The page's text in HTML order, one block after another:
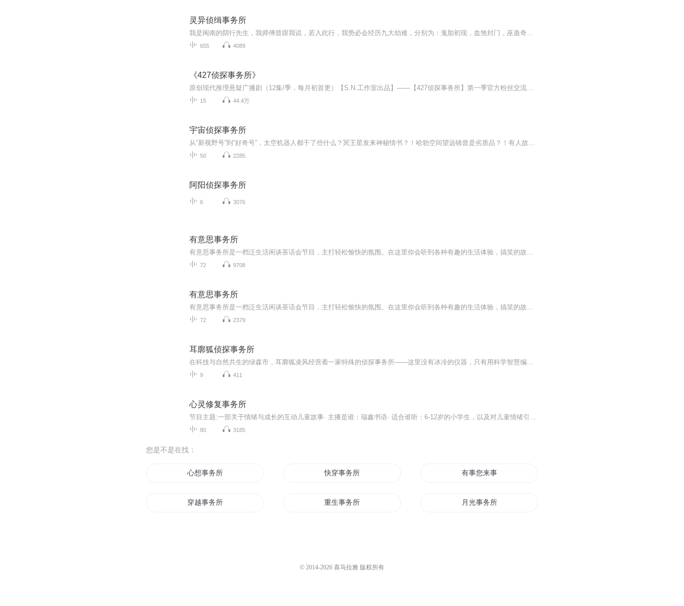
灵异侦缉事务所
我是闽南的阴行先生，我师傅曾跟我说，若入此行，我势必会经历九大劫难，分别为：鬼胎初现，血煞封门，巫蛊奇毒，大江之秘，深山遇险，佛家喃唱，天外之劫，双生之谜，众叛亲离。 随着劫难接踵而至，我所追逐的真相浮出水面，却陷入了更大的阴谋……
655 4089
《427侦探事务所》
原创现代推理悬疑广播剧（12集/季，每月初首更）【S.N.工作室出品】——【427侦探事务所】第一季官方粉丝交流群：146452381S.N.工作室考核群：605751422主制作：STAFF策导字幕：君玖【S.N.工作室】编音视后：陆可竺【S.N.工作室】场景：陆可竺【S.N.工作室...
15 44.4万
宇宙侦探事务所
从“新视野号”到“好奇号”，太空机器人都干了些什么？冥王星发来神秘情书？！哈勃空间望远镜曾是劣质品？！有人故意炸月球？！“噬星老妖”伤害了火星车？！土卫二上能泡温泉？！太阳遭遇全天候“跟踪狂”？！来，我有个宇宙想讲给你听！真实还原九次史...
50 2285
阿阳侦探事务所
6 3076
有意思事务所
有意思事务所是一档泛生活闲谈茶话会节目，主打轻松愉快的氛围。在这里你会听到各种有趣的生活体验，搞笑的故事，抓马的情感经历以及新奇的观点等。我们将在这里定期分享我们的人类观察报告，期待您的光临~
72 9708
有意思事务所
有意思事务所是一档泛生活闲谈茶话会节目，主打轻松愉快的氛围。在这里你会听到各种有趣的生活体验，搞笑的故事，抓马的情感经历以及新奇的观点等。我们将在这里定期分享我们的人类观察报告，期待您的光临~这个世界！超有意思！
72 2379
耳廓狐侦探事务所
在科技与自然共生的绿森市，耳廓狐凌风经营着一家特殊的侦探事务所——这里没有冰冷的仪器，只有用科学智慧编织的破案网络。作为拥有20Hz-60kHz超听力的天才侦探，凌风能捕捉到罪犯刻意隐藏的声波密码；机械师松鼠坚果能用松果壳造出精密工具，破解最复杂...
9 411
心灵修复事务所
节目主题:一部关于情绪与成长的互动儿童故事· 主播是谁：瑞鑫书语· 适合谁听：6-12岁的小学生，以及对儿童情绪引导感兴趣的家长和老师。· 主播的话：在这里，你的每一个选择都将推动故事，决定主角如何帮助朋友。让我们跟随小澈，一起踏上这场温暖治愈...
80 3185
您是不是在找：
心想事务所 快穿事务所 有事您来事务所
穿越事务所二三事 重生事务所 月光事务所
© 2014-2026 喜马拉雅 版权所有